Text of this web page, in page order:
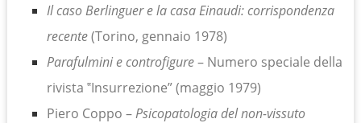
Il caso Berlinguer e la casa Einaudi: corrispondenza
recente(Torino, gennaio 1978)
Parafulmini e controfigure– Numero speciale della
rivista ‟Insurrezione” (maggio 1979)
Piero Coppo –Psicopatologia del non-vissuto